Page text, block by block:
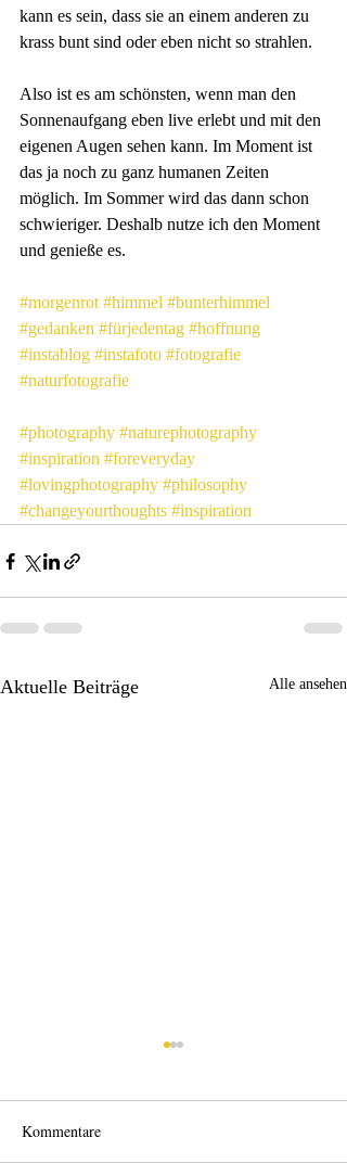
kann es sein, dass sie an einem anderen zu
krass bunt sind oder eben nicht so strahlen.
Also ist es am schönsten, wenn man den
Sonnenaufgang eben live erlebt und mit den
eigenen Augen sehen kann. Im Moment ist
das ja noch zu ganz humanen Zeiten
möglich. Im Sommer wird das dann schon
schwieriger. Deshalb nutze ich den Moment
und genieße es.
#morgenrot #himmel #bunterhimmel
#gedanken #fürjedentag #hoffnung
#instablog #instafoto #fotografie
#naturfotografie
#photography #naturephotography
#inspiration #foreveryday
#lovingphotography #philosophy
#changeyourthoughts #inspiration
Aktuelle Beiträge Alle ansehen
Kommentare